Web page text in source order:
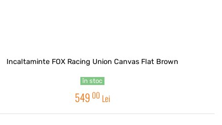
Incaltaminte FOX Racing Union Canvas Flat Brown
în stoc
549 00 Lei